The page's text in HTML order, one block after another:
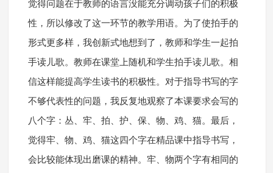
觉得问题在于教师的语言没能充分调动孩子们的积极
性，所以修改了这一环节的教学用语。为了使拍手的
形式更多样，我创新式地想到了，教师和学生一起拍
手读儿歌。教师在课堂上随机和学生拍手读儿歌。相
信这样能提高学生读书的积极性。对于指导书写的字
不够代表性的问题，我反复地观察了本课要求会写的
八个字：丛、牢、拍、护、保、物、鸡、猫。最后，
觉得牢、物、鸡、猫这四个字在精品课中指导书写，
会比较能体现出磨课的精神。牢、物两个字有相同的